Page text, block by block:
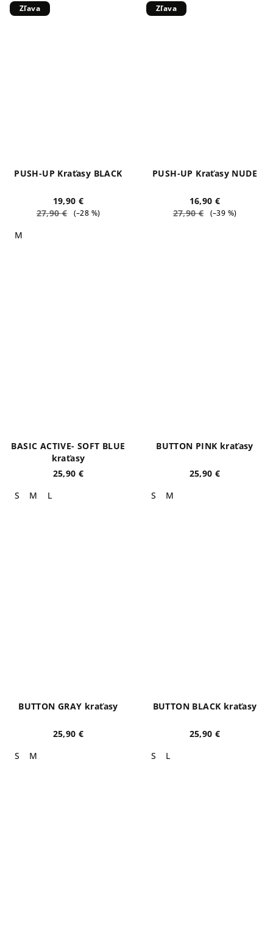
Zľava
PUSH-UP Kraťasy BLACK
19,90 €
27,90 €
(–28 %)
M
Zľava
PUSH-UP Kraťasy NUDE
16,90 €
27,90 €
(–39 %)
BASIC ACTIVE- SOFT BLUE
kraťasy
25,90 €
S
M L
BUTTON PINK kraťasy
25,90 €
S
M
BUTTON GRAY kraťasy
25,90 €
S
M
BUTTON BLACK kraťasy
25,90 €
S
L